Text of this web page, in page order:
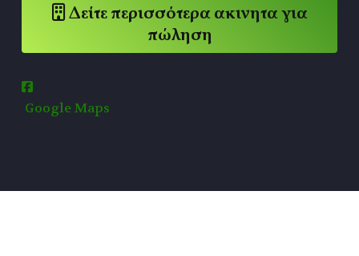
Δείτε περισσότερα ακινητα για
πώληση
Google Maps